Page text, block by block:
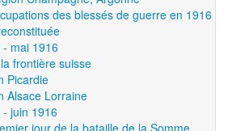
des blessés de guerre en 1916
- mai 1916
frontière suisse
Picardie
Alsace Lorraine
- juin 1916